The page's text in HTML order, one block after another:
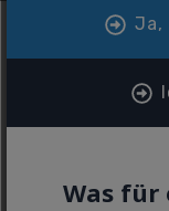
Ja,
Was für